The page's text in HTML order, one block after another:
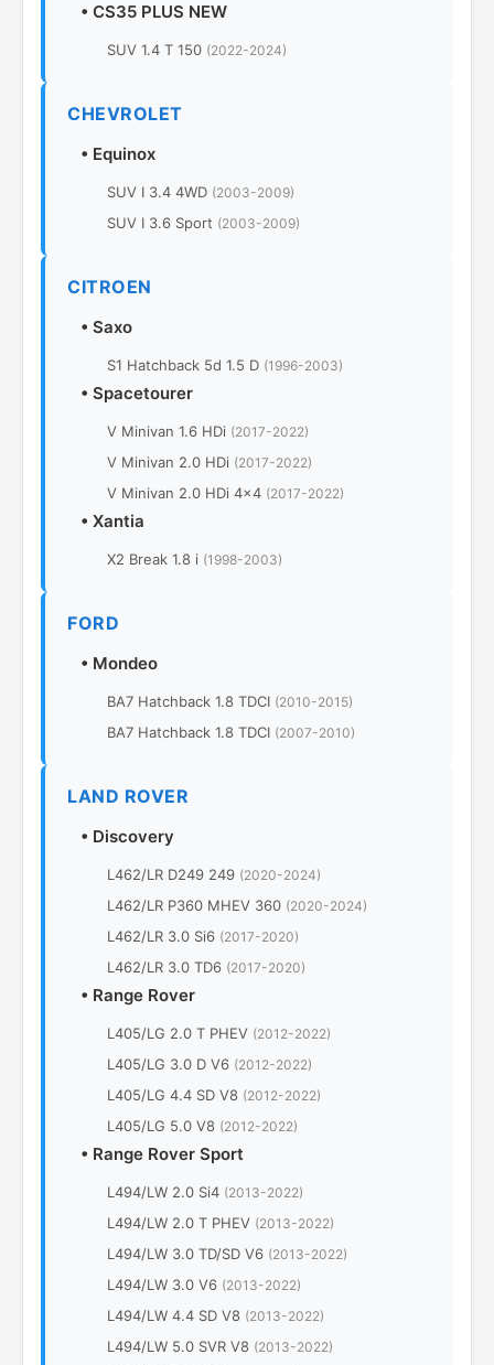
• CS35 PLUS NEW
SUV 1.4 T 150 (2022-2024)
CHEVROLET
• Equinox
SUV I 3.4 4WD (2003-2009)
SUV I 3.6 Sport (2003-2009)
CITROEN
• Saxo
S1 Hatchback 5d 1.5 D (1996-2003)
• Spacetourer
V Minivan 1.6 HDi (2017-2022)
V Minivan 2.0 HDi (2017-2022)
V Minivan 2.0 HDi 4x4 (2017-2022)
• Xantia
X2 Break 1.8 i (1998-2003)
FORD
• Mondeo
BA7 Hatchback 1.8 TDCI (2010-2015)
BA7 Hatchback 1.8 TDCI (2007-2010)
LAND ROVER
• Discovery
L462/LR D249 249 (2020-2024)
L462/LR P360 MHEV 360 (2020-2024)
L462/LR 3.0 Si6 (2017-2020)
L462/LR 3.0 TD6 (2017-2020)
• Range Rover
L405/LG 2.0 T PHEV (2012-2022)
L405/LG 3.0 D V6 (2012-2022)
L405/LG 4.4 SD V8 (2012-2022)
L405/LG 5.0 V8 (2012-2022)
• Range Rover Sport
L494/LW 2.0 Si4 (2013-2022)
L494/LW 2.0 T PHEV (2013-2022)
L494/LW 3.0 TD/SD V6 (2013-2022)
L494/LW 3.0 V6 (2013-2022)
L494/LW 4.4 SD V8 (2013-2022)
L494/LW 5.0 SVR V8 (2013-2022)